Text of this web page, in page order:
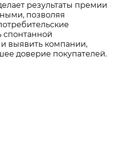
результаты премии
позволяя
спонтанной
выявить компании,
доверие покупателей.